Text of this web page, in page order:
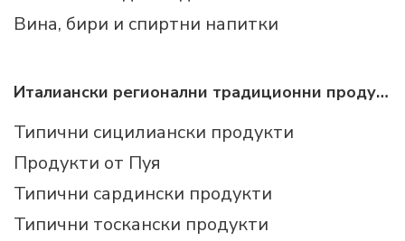
Вина, бири и спиртни напитки
Италиански регионални традиционни продукти
Типични сицилиански продукти
Продукти от Пуя
Типични сардински продукти
Типични тоскански продукти